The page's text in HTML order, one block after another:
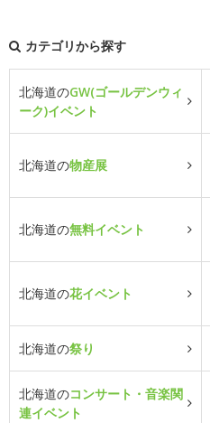
カテゴリから探す
北海道のGW(ゴールデンウィ
ーク)イベント
北海道の物産展
北海道の無料イベント
北海道の花イベント
北海道の祭り
北海道のコンサート・音楽関
連イベント